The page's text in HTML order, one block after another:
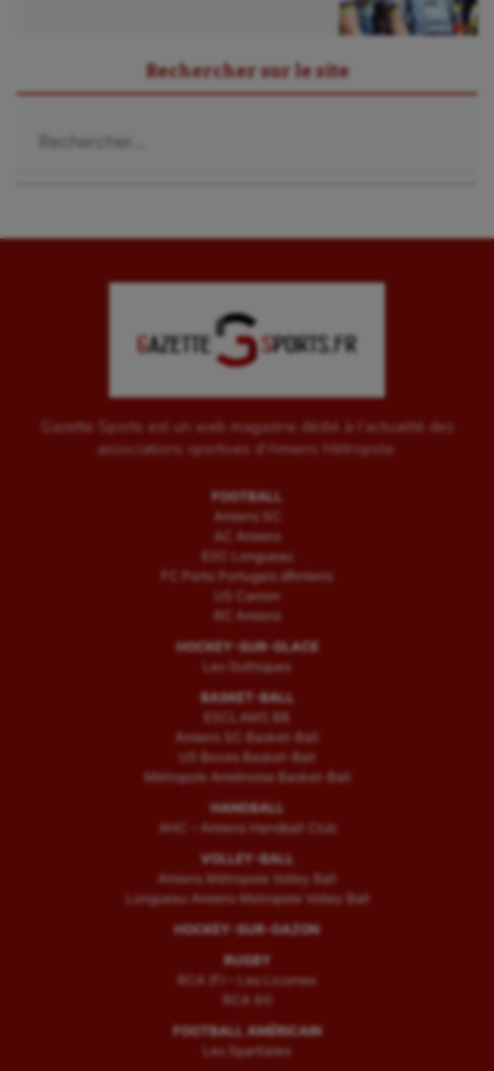
Rechercher sur le site
Gazette Sports est un web magazine dédié à l'actualité des
associations sportives d'Amiens Métropole.
FOOTBALL
Amiens SC
AC Amiens
ESC Longueau
FC Porto Portugais d’Amiens
US Camon
RC Amiens
HOCKEY-SUR-GLACE
Les Gothiques
BASKET-BALL
ESCLAMS BB
Amiens SC Basket-Ball
US Boves Basket-Ball
Métropole Amiénoise Basket-Ball
HANDBALL
AHC – Amiens Handball Club
VOLLEY-BALL
Amiens Métropole Volley Ball
Longueau Amiens Metropole Volley Ball
HOCKEY-SUR-GAZON
RUGBY
RCA (F) – Les Licornes
RCA (H)
FOOTBALL AMÉRICAIN
Les Spartiates